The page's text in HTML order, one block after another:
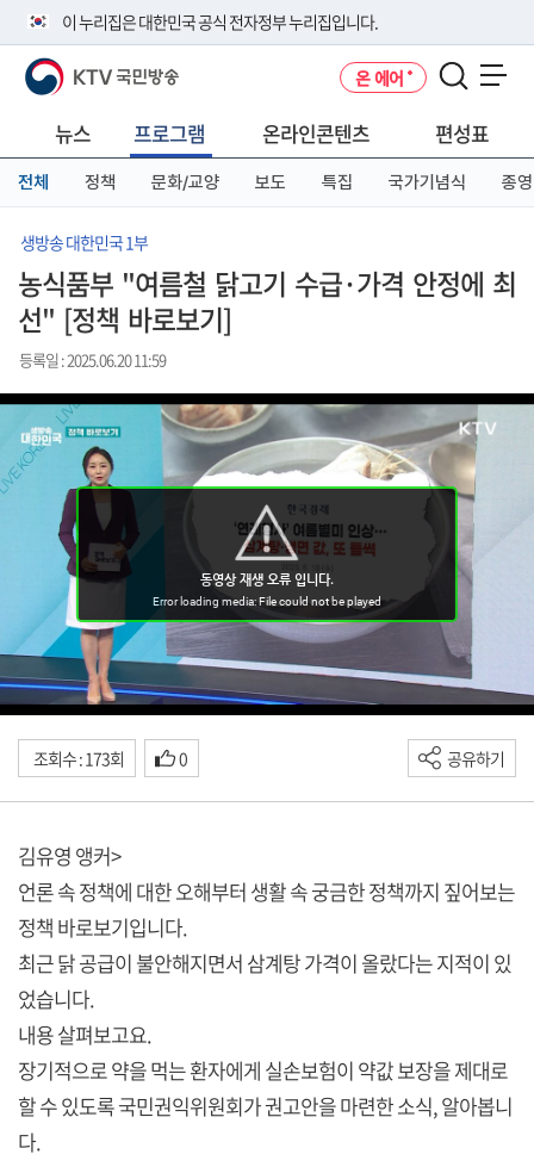
이 누리집은 대한민국 공식 전자정부 누리집입니다.
공식 누리집 주소 확인하기
니다.
이밖에 or.kr 또는 .kr등 다른 도메인 주소를 사용하고 있다면 아래 URL에
서 도메인 주소를 확인해 보세요
KTV 국민방송 온 에어
뉴스 프로그램 온라인콘텐츠 편성표
전체 정책 문화/교양 보도 특집 국가기념식 종영
생방송 대한민국 1부
농식품부 "여름철 닭고기 수급·가격 안정에 최
선" [정책 바로보기]
등록일 : 2025.06.20 11:59
조회수 : 173회 0 공유하기
김유영 앵커>
언론 속 정책에 대한 오해부터 생활 속 궁금한 정책까지 짚어보는
정책 바로보기입니다.
최근 닭 공급이 불안해지면서 삼계탕 가격이 올랐다는 지적이 있
었습니다.
내용 살펴보고요.
장기적으로 약을 먹는 환자에게 실손보험이 약값 보장을 제대로
할 수 있도록 국민권익위원회가 권고안을 마련한 소식, 알아봅니
다.